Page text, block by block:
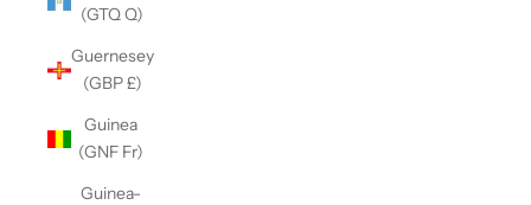
(GTQ Q)
Guernesey
(GBP £)
Guinea
(GNF Fr)
Guinea-